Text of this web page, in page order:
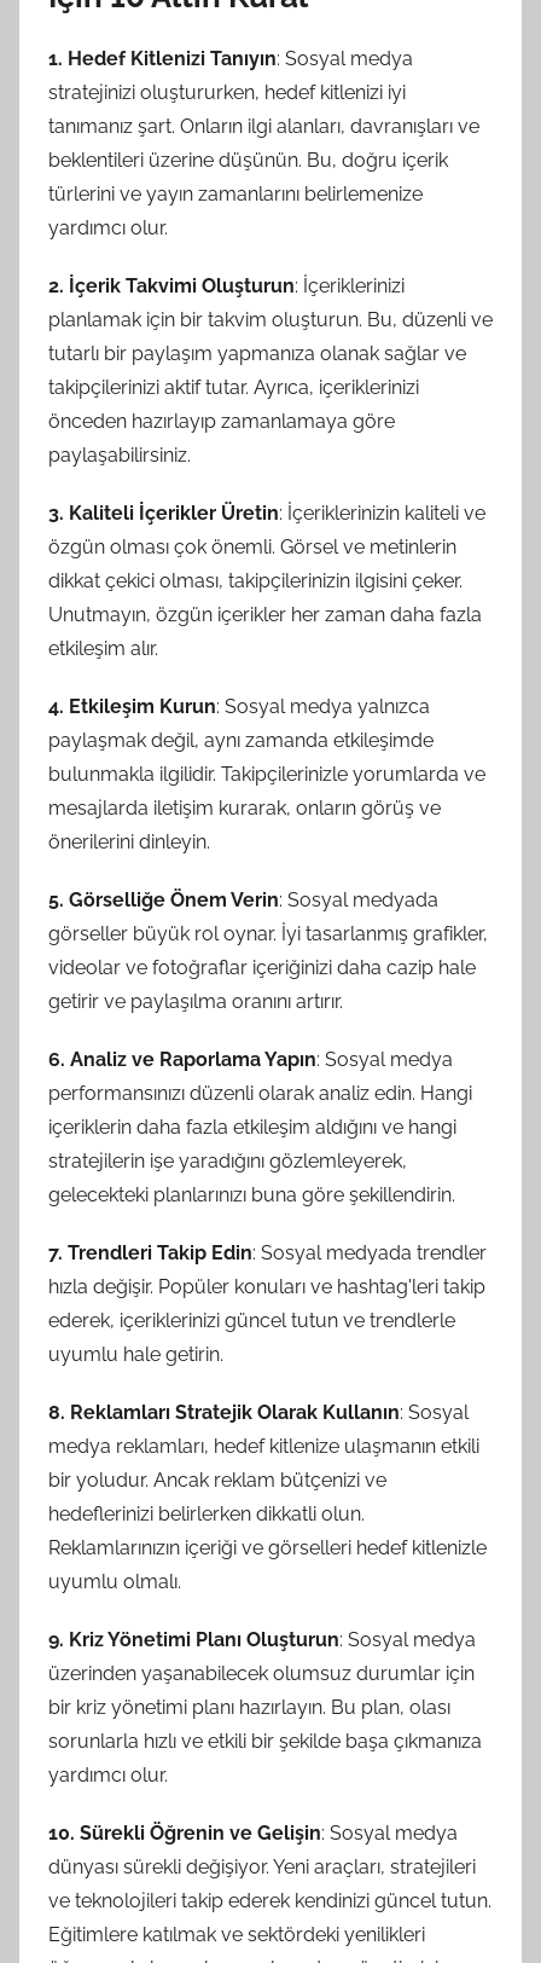
1. Hedef Kitlenizi Tanıyın: Sosyal medya
stratejinizi oluştururken, hedef kitlenizi iyi
tanımanız şart. Onların ilgi alanları, davranışları ve
beklentileri üzerine düşünün. Bu, doğru içerik
türlerini ve yayın zamanlarını belirlemenize
yardımcı olur.
2. İçerik Takvimi Oluşturun: İçeriklerinizi
planlamak için bir takvim oluşturun. Bu, düzenli ve
tutarlı bir paylaşım yapmanıza olanak sağlar ve
takipçilerinizi aktif tutar. Ayrıca, içeriklerinizi
önceden hazırlayıp zamanlamaya göre
paylaşabilirsiniz.
3. Kaliteli İçerikler Üretin: İçeriklerinizin kaliteli ve
özgün olması çok önemli. Görsel ve metinlerin
dikkat çekici olması, takipçilerinizin ilgisini çeker.
Unutmayın, özgün içerikler her zaman daha fazla
etkileşim alır.
4. Etkileşim Kurun: Sosyal medya yalnızca
paylaşmak değil, aynı zamanda etkileşimde
bulunmakla ilgilidir. Takipçilerinizle yorumlarda ve
mesajlarda iletişim kurarak, onların görüş ve
önerilerini dinleyin.
5. Görselliğe Önem Verin: Sosyal medyada
görseller büyük rol oynar. İyi tasarlanmış grafikler,
videolar ve fotoğraflar içeriğinizi daha cazip hale
getirir ve paylaşılma oranını artırır.
6. Analiz ve Raporlama Yapın: Sosyal medya
performansınızı düzenli olarak analiz edin. Hangi
içeriklerin daha fazla etkileşim aldığını ve hangi
stratejilerin işe yaradığını gözlemleyerek,
gelecekteki planlarınızı buna göre şekillendirin.
7. Trendleri Takip Edin: Sosyal medyada trendler
hızla değişir. Popüler konuları ve hashtag'leri takip
ederek, içeriklerinizi güncel tutun ve trendlerle
uyumlu hale getirin.
8. Reklamları Stratejik Olarak Kullanın: Sosyal
medya reklamları, hedef kitlenize ulaşmanın etkili
bir yoludur. Ancak reklam bütçenizi ve
hedeflerinizi belirlerken dikkatli olun.
Reklamlarınızın içeriği ve görselleri hedef kitlenizle
uyumlu olmalı.
9. Kriz Yönetimi Planı Oluşturun: Sosyal medya
üzerinden yaşanabilecek olumsuz durumlar için
bir kriz yönetimi planı hazırlayın. Bu plan, olası
sorunlarla hızlı ve etkili bir şekilde başa çıkmanıza
yardımcı olur.
10. Sürekli Öğrenin ve Gelişin: Sosyal medya
dünyası sürekli değişiyor. Yeni araçları, stratejileri
ve teknolojileri takip ederek kendinizi güncel tutun.
Eğitimlere katılmak ve sektördeki yenilikleri